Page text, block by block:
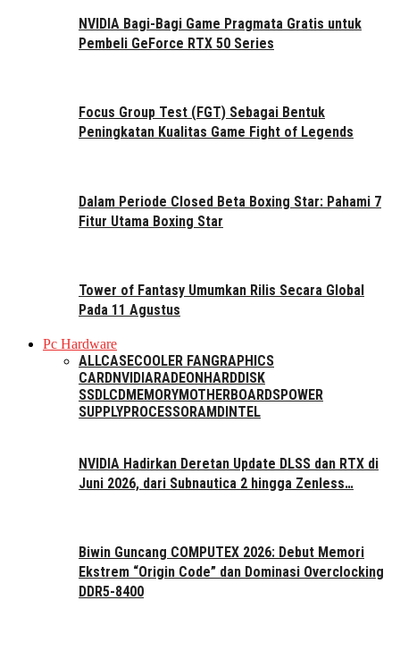
NVIDIA Bagi-Bagi Game Pragmata Gratis untuk
Pembeli GeForce RTX 50 Series
Focus Group Test (FGT) Sebagai Bentuk
Peningkatan Kualitas Game Fight of Legends
Dalam Periode Closed Beta Boxing Star: Pahami 7
Fitur Utama Boxing Star
Tower of Fantasy Umumkan Rilis Secara Global
Pada 11 Agustus
Pc Hardware
ALLCASECOOLER FANGRAPHICS
CARDNVIDIARADEONHARDDISK
SSDLCDMEMORYMOTHERBOARDSPOWER
SUPPLYPROCESSORAMDINTEL
NVIDIA Hadirkan Deretan Update DLSS dan RTX di
Juni 2026, dari Subnautica 2 hingga Zenless…
Biwin Guncang COMPUTEX 2026: Debut Memori
Ekstrem “Origin Code” dan Dominasi Overclocking
DDR5-8400